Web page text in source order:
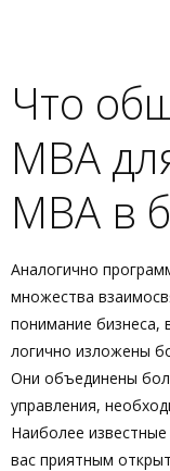
Что
MBA
MBA в
Аналогично
множества
понимание бизнеса,
логично изложены
Они объединены
управления,
Наиболее
вас приятным